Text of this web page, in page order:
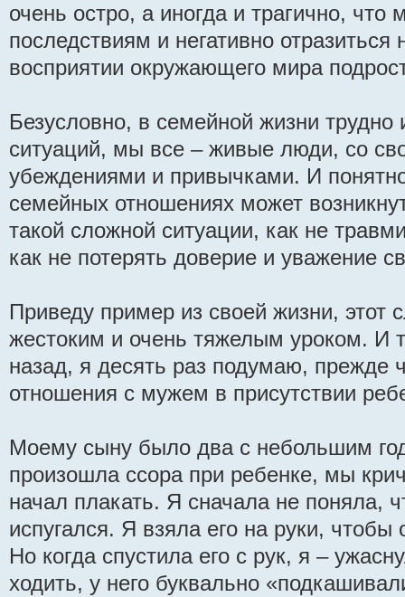
очень остро, а иногда и трагично,
последствиям и негативно
восприятии окружающего мира
Безусловно, в семейной жизни
ситуаций, мы все – живые люди, со
убеждениями и привычками. И
семейных отношениях может
такой сложной ситуации, как не
как не потерять доверие и уважение
Приведу пример из своей жизни, этот
жестоким и очень тяжелым уроком. И
назад, я десять раз подумаю, прежде
отношения с мужем в присутствии
Моему сыну было два с небольшим
произошла ссора при ребенке, мы
начал плакать. Я сначала не поняла,
испугался. Я взяла его на руки, чтобы
Но когда спустила его с рук, я –
ходить, у него буквально